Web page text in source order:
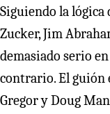
Siguiendo la
Zucker, Jim
demasiado serio
contrario. El guión
Gregor y Doug